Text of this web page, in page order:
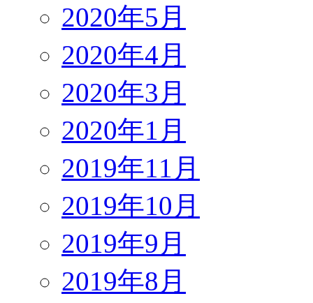
2020年5月
2020年4月
2020年3月
2020年1月
2019年11月
2019年10月
2019年9月
2019年8月